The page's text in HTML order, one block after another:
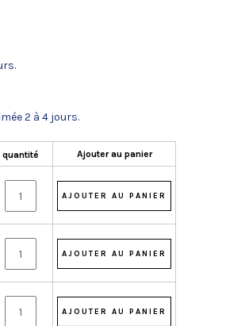
2 à 4 jours.
quantité Ajouter au panier